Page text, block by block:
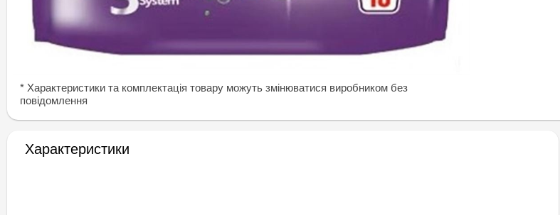
* Характеристики та комплектація товару можуть змінюватися виробником без
повідомлення
Характеристики